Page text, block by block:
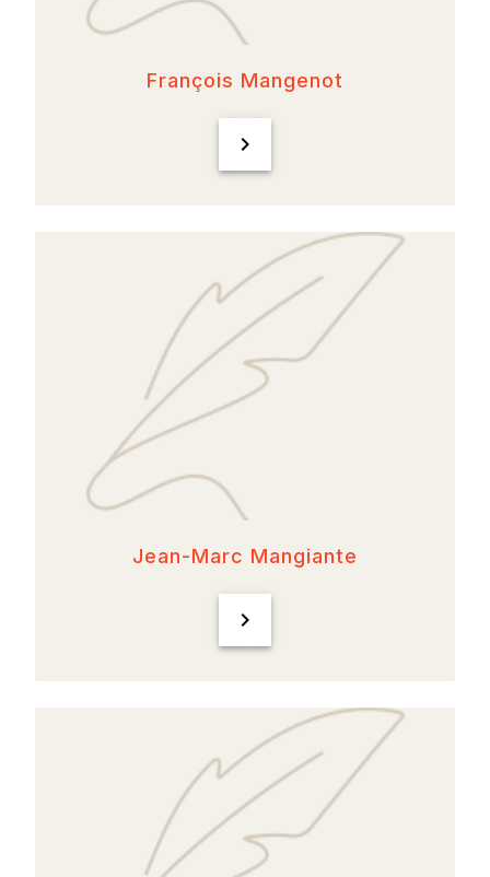
François Mangenot
chevron_right
Jean-Marc Mangiante
chevron_right